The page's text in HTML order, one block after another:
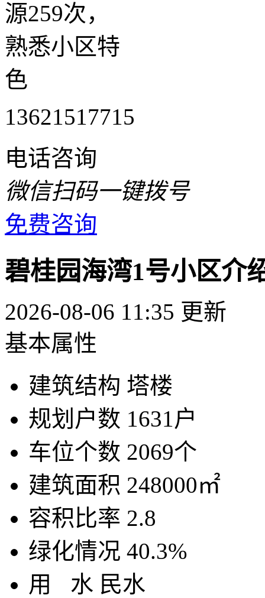
源259次，
熟悉小区特
色
13621517715
电话咨询
微信扫码一键拨号
免费咨询
碧桂园海湾1号小区介
2026-08-06 11:35 更新
基本属性
建筑结构 塔楼
规划户数 1631户
车位个数 2069个
建筑面积 248000㎡
容积比率 2.8
绿化情况 40.3%
用 水 民水